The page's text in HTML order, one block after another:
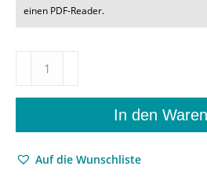
einen PDF-Reader.
Osmosis
Literature,
In den
Auf die Wunschliste